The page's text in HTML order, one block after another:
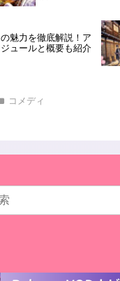
の魅力を徹底解説！ア
ュールと概要も紹介
コメディ